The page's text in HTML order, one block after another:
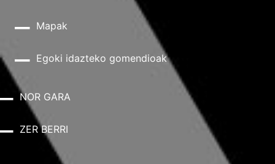
Mapak
Egoki idazteko gomendioak
NOR GARA
ZER BERRI